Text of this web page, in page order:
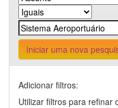
Iniciar uma nova
Adicionar filtros:
Utilizar filtros para refinar